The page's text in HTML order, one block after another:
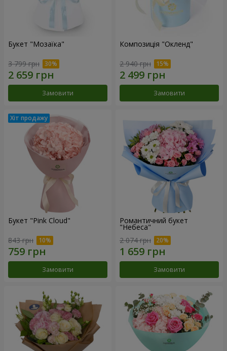
Букет "Мозаїка"
3 799 грн
Замовити
Композиція "Окленд"
2 940 грн
Замовити
Букет "Pink Cloud"
843 грн
Замовити
Романтичний букет
"Небеса"
2 074 грн
Замовити